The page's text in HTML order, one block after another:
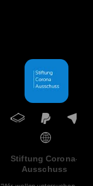
Stiftung Corona-
Ausschuss